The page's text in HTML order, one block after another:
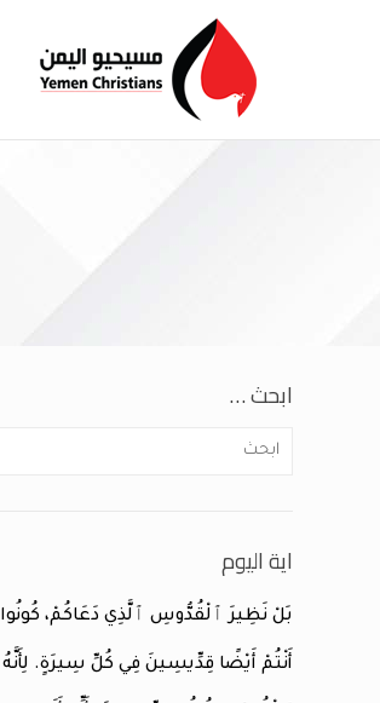
ابحث …
اية اليوم
بَلْ نَظِيرَ ٱلْقُدُّوسِ ٱلَّذِي دَعَاكُمْ، كُونُوا
أَنْتُمْ أَيْضًا قِدِّيسِينَ فِي كُلِّ سِيرَةٍ. لِأَنَّهُ